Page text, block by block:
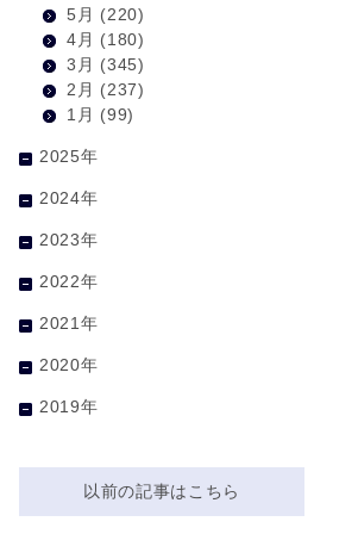
5月 (220)
4月 (180)
3月 (345)
2月 (237)
1月 (99)
2025年
2024年
2023年
2022年
2021年
2020年
2019年
以前の記事はこちら